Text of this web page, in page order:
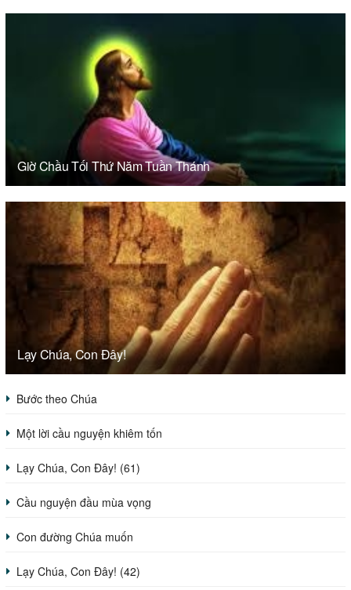
Giờ Chầu Tối Thứ Năm Tuần Thánh
Lạy Chúa, Con Đây!
Bước theo Chúa
Một lời cầu nguyện khiêm tốn
Lạy Chúa, Con Đây! (61)
Cầu nguyện đầu mùa vọng
Con đường Chúa muốn
Lạy Chúa, Con Đây! (42)